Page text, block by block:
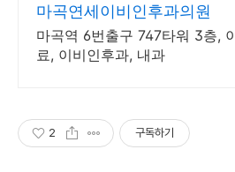
마곡연세이비인후과의원
마곡역 6번출구 747타워 3층,
료, 이비인후과, 내과
2 구독하기